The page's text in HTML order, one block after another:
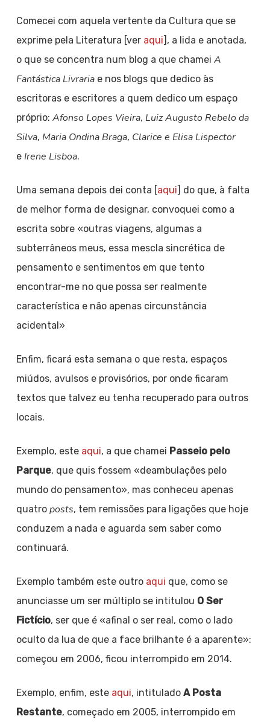
Comecei com aquela vertente da Cultura que se
exprime pela Literatura [ver aqui], a lida e anotada,
o que se concentra num blog a que chamei A
Fantástica Livrariae nos blogs que dedico às
escritoras e escritores a quem dedico um espaço
próprio: Afonso Lopes Vieira, Luiz Augusto Rebelo da
Silva, Maria Ondina Braga, Clarice e Elisa Lispector
e Irene Lisboa.
Uma semana depois dei conta [aqui] do que, à falta
de melhor forma de designar, convoquei como a
escrita sobre «outras viagens, algumas a
subterrâneos meus, essa mescla sincrética de
pensamento e sentimentos em que tento
encontrar-me no que possa ser realmente
característica e não apenas circunstância
acidental»
Enfim, ficará esta semana o que resta, espaços
miúdos, avulsos e provisórios, por onde ficaram
textos que talvez eu tenha recuperado para outros
locais.
Exemplo, este aqui, a que chamei Passeio pelo
Parque, que quis fossem «deambulações pelo
mundo do pensamento», mas conheceu apenas
quatro posts, tem remissões para ligações que hoje
conduzem a nada e aguarda sem saber como
continuará.
Exemplo também este outro aqui que, como se
anunciasse um ser múltiplo se intitulou O Ser
Fictício, ser que é «afinal o ser real, como o lado
oculto da lua de que a face brilhante é a aparente»:
começou em 2006, ficou interrompido em 2014.
Exemplo, enfim, este aqui, intitulado A Posta
Restante, começado em 2005, interrompido em